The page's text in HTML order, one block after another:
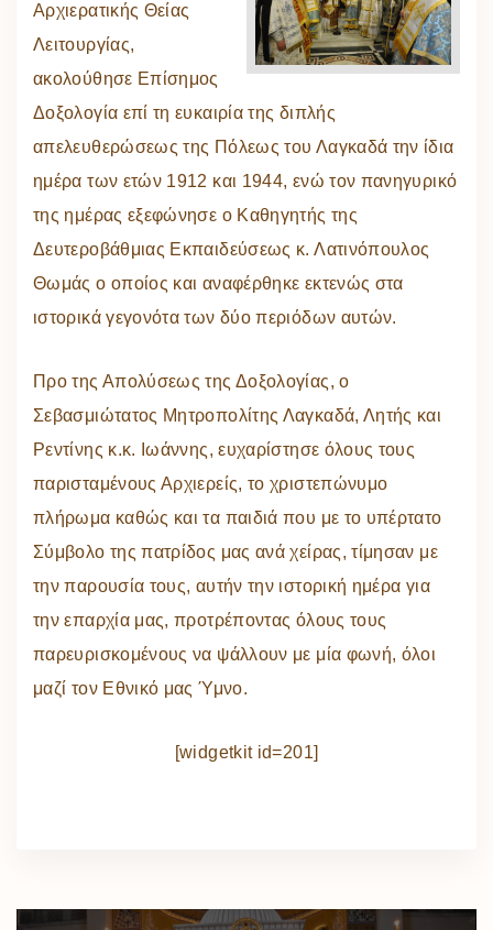
Αρχιερατικής Θείας
Λειτουργίας,
ακολούθησε Επίσημος
Δοξολογία επί τη ευκαιρία της διπλής
απελευθερώσεως της Πόλεως του Λαγκαδά την ίδια
ημέρα των ετών 1912 και 1944, ενώ τον πανηγυρικό
της ημέρας εξεφώνησε ο Καθηγητής της
Δευτεροβάθμιας Εκπαιδεύσεως κ. Λατινόπουλος
Θωμάς ο οποίος και αναφέρθηκε εκτενώς στα
ιστορικά γεγονότα των δύο περιόδων αυτών.
Προ της Απολύσεως της Δοξολογίας, ο
Σεβασμιώτατος Μητροπολίτης Λαγκαδά, Λητής και
Ρεντίνης κ.κ. Ιωάννης, ευχαρίστησε όλους τους
παρισταμένους Αρχιερείς, το χριστεπώνυμο
πλήρωμα καθώς και τα παιδιά που με το υπέρτατο
Σύμβολο της πατρίδος μας ανά χείρας, τίμησαν με
την παρουσία τους, αυτήν την ιστορική ημέρα για
την επαρχία μας, προτρέποντας όλους τους
παρευρισκομένους να ψάλλουν με μία φωνή, όλοι
μαζί τον Εθνικό μας Ύμνο.
[widgetkit id=201]